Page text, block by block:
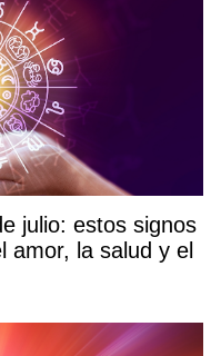
julio: estos signos
amor, la salud y el